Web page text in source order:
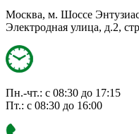
Москва, м. Шоссе
Электродная улица, д.2,
Пн.-чт.: с 08:30 до 17:15
Пт.: с 08:30 до 16:00